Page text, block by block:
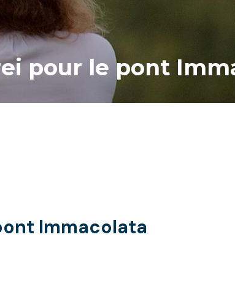
pour le pont
Immacolata